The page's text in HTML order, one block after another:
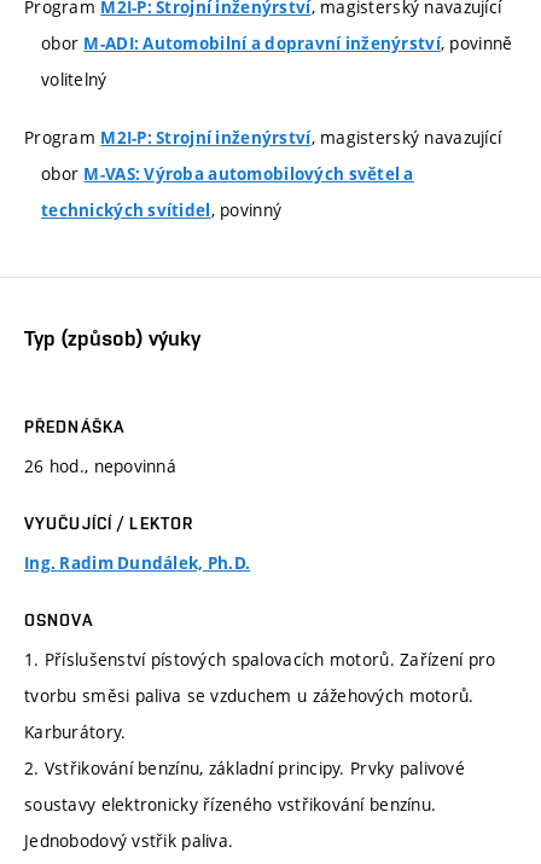
Program M2I-P: Strojní inženýrství, magisterský navazující
obor M-ADI: Automobilní a dopravní inženýrství, povinně
volitelný
Program M2I-P: Strojní inženýrství, magisterský navazující
obor M-VAS: Výroba automobilových světel a
technických svítidel, povinný
Typ (způsob) výuky
PŘEDNÁŠKA
26 hod., nepovinná
VYUČUJÍCÍ / LEKTOR
Ing. Radim Dundálek, Ph.D.
OSNOVA
1. Příslušenství pístových spalovacích motorů. Zařízení pro
tvorbu směsi paliva se vzduchem u zážehových motorů.
Karburátory.
2. Vstřikování benzínu, základní principy. Prvky palivové
soustavy elektronicky řízeného vstřikování benzínu.
Jednobodový vstřik paliva.